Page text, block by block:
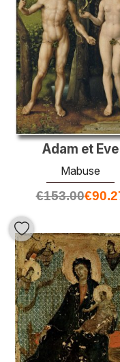
Adam et Eve
Mabuse
€153.00€